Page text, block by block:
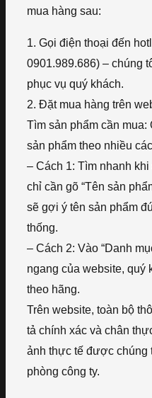
mua hàng sau:
1. Gọi điện thoại đến
0901.989.686) – chúng
phục vụ quý khách.
2. Đặt mua hàng trên
Tìm sản phẩm cần mua:
sản phẩm theo nhiều
– Cách 1: Tìm nhanh
chỉ cần gõ “Tên sản
sẽ gợi ý tên sản phẩm
thống.
– Cách 2: Vào “Danh
ngang của website, quý
theo hãng.
Trên website, toàn bộ
tả chính xác và chân
ảnh thực tế được chúng
phòng công ty.